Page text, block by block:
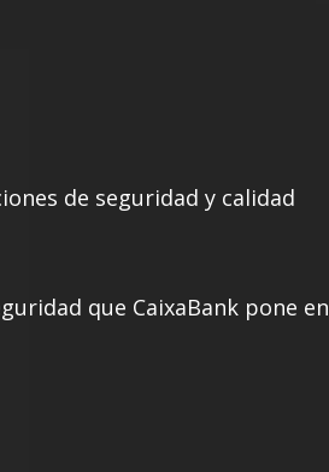
de seguridad y calidad
que CaixaBank pone en